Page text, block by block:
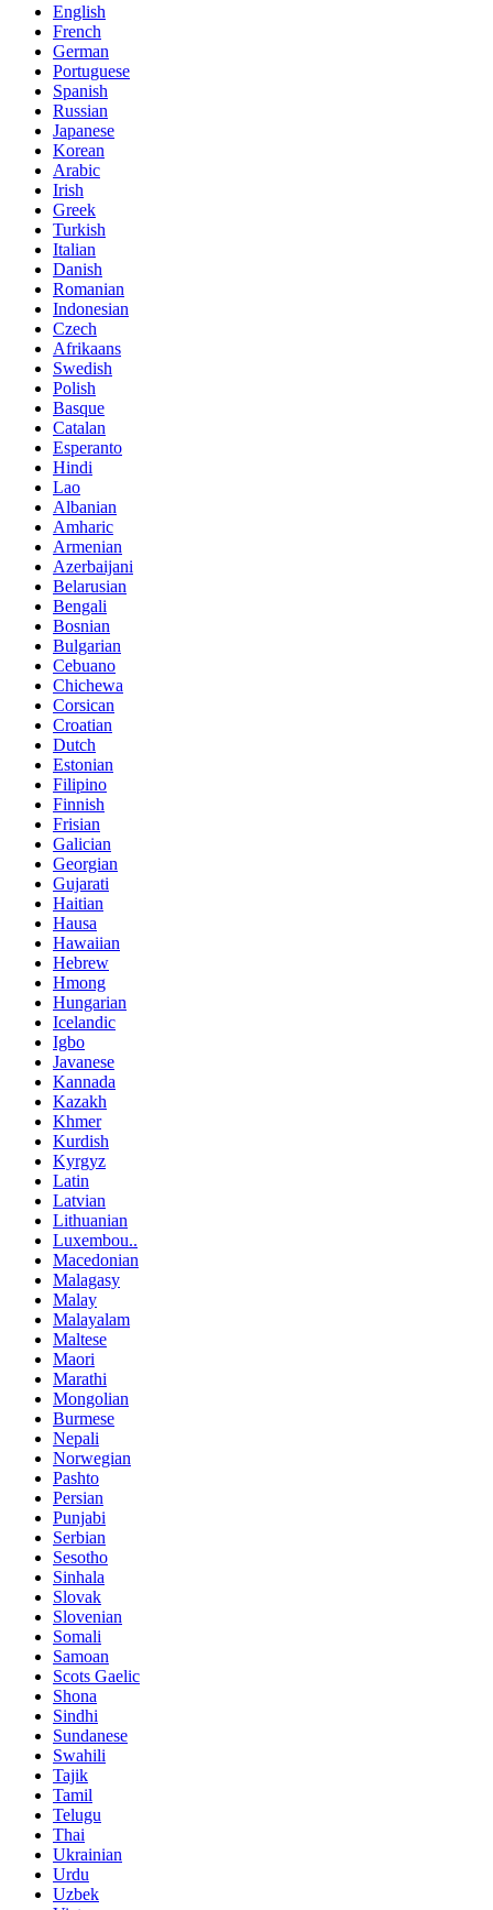
English
French
German
Portuguese
Spanish
Russian
Japanese
Korean
Arabic
Irish
Greek
Turkish
Italian
Danish
Romanian
Indonesian
Czech
Afrikaans
Swedish
Polish
Basque
Catalan
Esperanto
Hindi
Lao
Albanian
Amharic
Armenian
Azerbaijani
Belarusian
Bengali
Bosnian
Bulgarian
Cebuano
Chichewa
Corsican
Croatian
Dutch
Estonian
Filipino
Finnish
Frisian
Galician
Georgian
Gujarati
Haitian
Hausa
Hawaiian
Hebrew
Hmong
Hungarian
Icelandic
Igbo
Javanese
Kannada
Kazakh
Khmer
Kurdish
Kyrgyz
Latin
Latvian
Lithuanian
Luxembou..
Macedonian
Malagasy
Malay
Malayalam
Maltese
Maori
Marathi
Mongolian
Burmese
Nepali
Norwegian
Pashto
Persian
Punjabi
Serbian
Sesotho
Sinhala
Slovak
Slovenian
Somali
Samoan
Scots Gaelic
Shona
Sindhi
Sundanese
Swahili
Tajik
Tamil
Telugu
Thai
Ukrainian
Urdu
Uzbek